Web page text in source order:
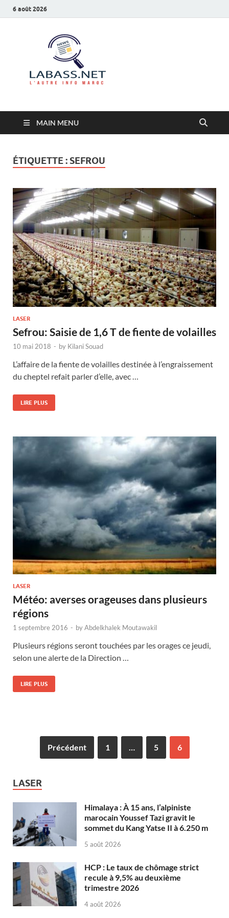
6 août 2026
MAIN MENU
ÉTIQUETTE : SEFROU
LASER
Sefrou: Saisie de 1,6 T de fiente de volailles
10 mai 2018 - by Kilani Souad
L’affaire de la fiente de volailles destinée à l’engraissement
du cheptel refait parler d’elle, avec …
LIRE PLUS
LASER
Météo: averses orageuses dans plusieurs
régions
1 septembre 2016 - byAbdelkhalek Moutawakil
Plusieurs régions seront touchées par les orages ce jeudi,
selon une alerte de la Direction …
LIRE PLUS
Précédent 1 … 5 6
LASER
Himalaya : À 15 ans, l’alpiniste
marocain Youssef Tazi gravit le
sommet du Kang Yatse II à 6.250 m
5 août 2026
HCP : Le taux de chômage strict
recule à 9,5% au deuxième
trimestre 2026
4 août 2026